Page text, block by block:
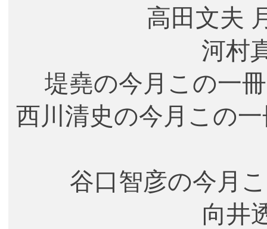
高田文夫
河村
堤堯の今月この一
西川清史の今月この
谷口智彦の今月
向井